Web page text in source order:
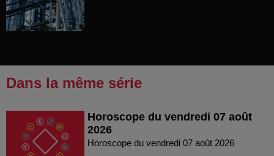
Dans la même série
Horoscope du vendredi 07 août
2026
Horoscope du vendredi 07 août 2026